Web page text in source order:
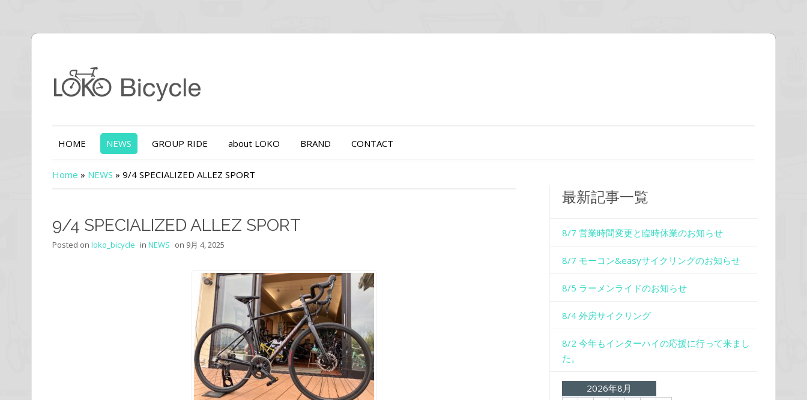
HOME NEWS GROUP RIDE about LOKO BRAND CONTACT
Home » NEWS » 9/4 SPECIALIZED ALLEZ SPORT
9/4 SPECIALIZED ALLEZ SPORT
Posted on loko_bicycle in NEWS on 9月 4, 2025
最新記事一覧
8/7 営業時間変更と臨時休業のお知らせ
8/7 モーコン&easyサイクリングのお知らせ
8/5 ラーメンライドのお知らせ
8/4 外房サイクリング
8/2 今年もインターハイの応援に行って来まし
た。
2026年8月